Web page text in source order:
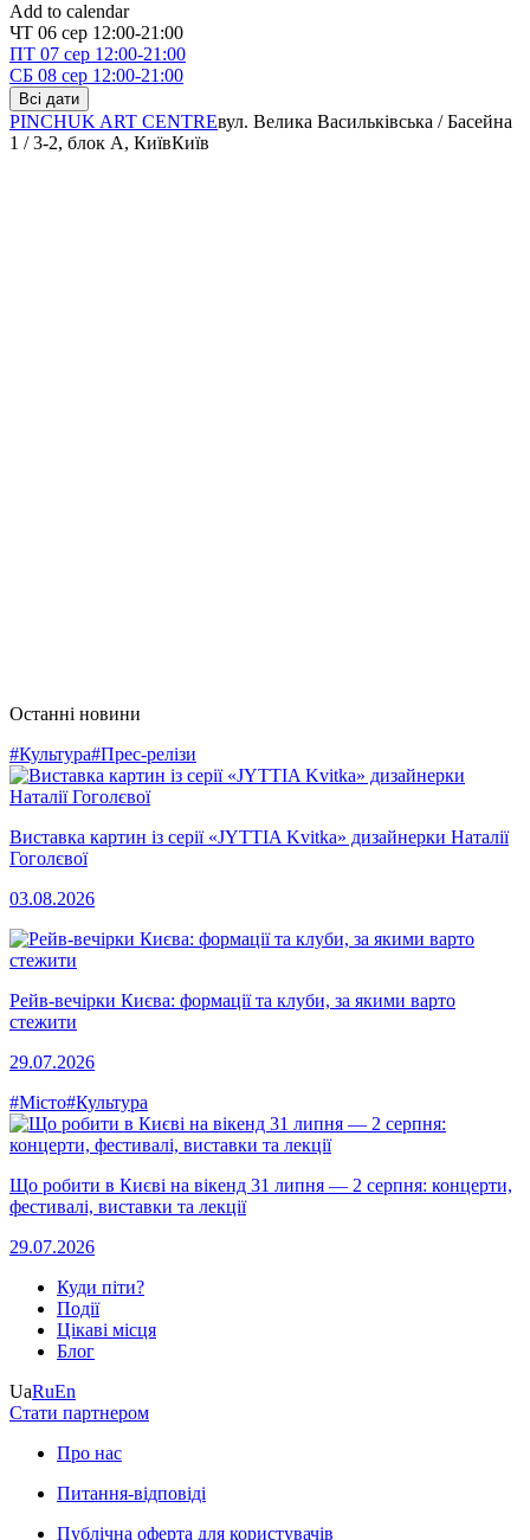
Add to calendar
ЧТ 06 сер 12:00-21:00
ПТ 07 сер 12:00-21:00
СБ 08 сер 12:00-21:00
Всі дати
PINCHUK ART CENTREвул. Велика Васильківська / Басейна
1 / 3-2, блок А, КиївКиїв
Останні новини
#Культура#Прес-релізи
Виставка картин із серії «JYTTIA Kvitka» дизайнерки Наталії
Гоголєвої
03.08.2026
Рейв-вечірки Києва: формації та клуби, за якими варто
стежити
29.07.2026
#Місто#Культура
Що робити в Києві на вікенд 31 липня — 2 серпня: концерти,
фестивалі, виставки та лекції
29.07.2026
Куди піти?
Події
Цікаві місця
Блог
UaRuEn
Стати партнером
Про нас
Питання-відповіді
Публічна оферта для користувачів